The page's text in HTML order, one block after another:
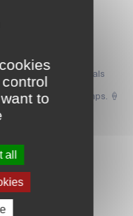
entre les étals
cuisine et une
de prendre le temps. 🍦
to